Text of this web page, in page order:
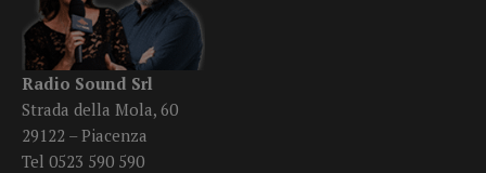
Radio Sound Srl
Strada della Mola, 60
29122 – Piacenza
Tel 0523 590 590